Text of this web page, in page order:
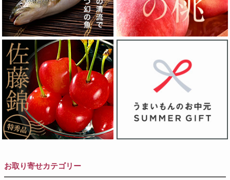
お取り寄せカテゴリー